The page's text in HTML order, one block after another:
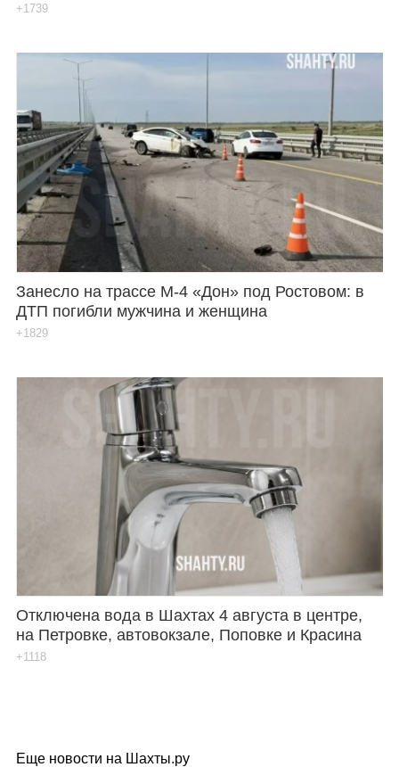
+1739
Занесло на трассе М-4 «Дон» под Ростовом: в
ДТП погибли мужчина и женщина
+1829
Отключена вода в Шахтах 4 августа в центре,
на Петровке, автовокзале, Поповке и Красина
+1118
Еще новости на Шахты.ру